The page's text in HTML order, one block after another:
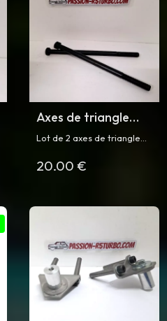
Axes de triangle
avant pour R5
Lot de 2 axes de triangle
gauche) pour Renault 5
20.00 €